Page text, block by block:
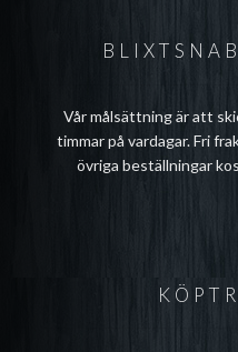
Vår målsättning är att
timmar på vardagar. Fri
övriga beställningar